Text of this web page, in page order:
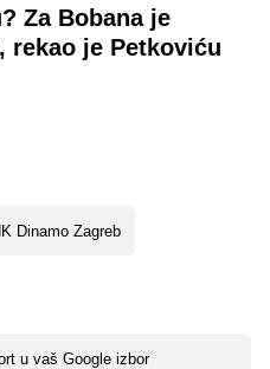
Za Bobana je
rekao je Petkoviću
Dinamo Zagreb
u vaš Google izbor